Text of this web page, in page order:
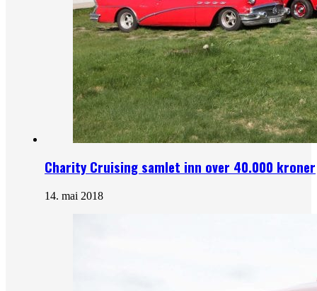
Charity Cruising samlet inn over 40.000 kroner
14. mai 2018